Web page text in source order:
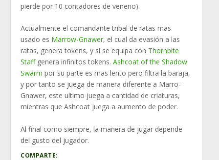
pierde por 10 contadores de veneno).
Actualmente el comandante tribal de ratas mas
usado es Marrow-Gnawer, el cual da evasión a las
ratas, genera tokens, y si se equipa con Thornbite
Staffgenera infinitos tokens.Ashcoat of the Shadow
Swarm por su parte es mas lento pero filtra la baraja,
y por tanto se juega de manera diferente a Marro-
Gnawer, este ultimo juega a cantidad de criaturas,
mientras que Ashcoat juega a aumento de poder.
Al final como siempre, la manera de jugar depende
del gusto del jugador.
COMPARTE: